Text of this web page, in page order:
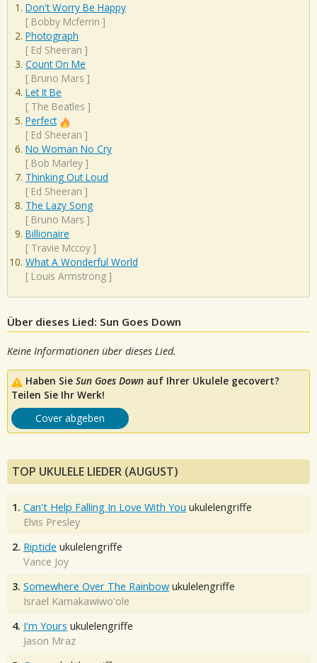
Don't Worry Be Happy
[ Bobby Mcferrin ]
Photograph
[ Ed Sheeran ]
Count On Me
[ Bruno Mars ]
Let It Be
[ The Beatles ]
Perfect
[ Ed Sheeran ]
No Woman No Cry
[ Bob Marley ]
Thinking Out Loud
[ Ed Sheeran ]
The Lazy Song
[ Bruno Mars ]
Billionaire
[ Travie Mccoy ]
What A Wonderful World
[ Louis Armstrong ]
Über dieses Lied: Sun Goes Down
Keine Informationen über dieses Lied.
Haben Sie Sun Goes Down auf Ihrer Ukulele gecovert?
Teilen Sie Ihr Werk!
Cover abgeben
TOP UKULELE LIEDER (AUGUST)
1. Can't Help Falling In Love With You ukulelengriffe
Elvis Presley
2. Riptide ukulelengriffe
Vance Joy
3. Somewhere Over The Rainbow ukulelengriffe
Israel Kamakawiwo'ole
4. I'm Yours ukulelengriffe
Jason Mraz